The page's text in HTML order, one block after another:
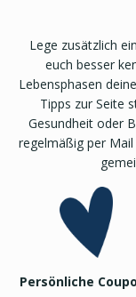
Lege zusätzlich
euch besser
Lebensphasen
Tipps zur Seite
Gesundheit oder
regelmäßig per
Persönliche